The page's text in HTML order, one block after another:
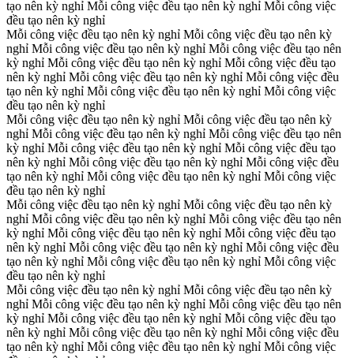
tạo nên kỳ nghỉ Mỗi công việc đều tạo nên kỳ nghỉ Mỗi công việc
đều tạo nên kỳ nghỉ
Mỗi công việc đều tạo nên kỳ nghỉ Mỗi công việc đều tạo nên kỳ
nghỉ Mỗi công việc đều tạo nên kỳ nghỉ Mỗi công việc đều tạo nên
kỳ nghỉ Mỗi công việc đều tạo nên kỳ nghỉ Mỗi công việc đều tạo
nên kỳ nghỉ Mỗi công việc đều tạo nên kỳ nghỉ Mỗi công việc đều
tạo nên kỳ nghỉ Mỗi công việc đều tạo nên kỳ nghỉ Mỗi công việc
đều tạo nên kỳ nghỉ
Mỗi công việc đều tạo nên kỳ nghỉ Mỗi công việc đều tạo nên kỳ
nghỉ Mỗi công việc đều tạo nên kỳ nghỉ Mỗi công việc đều tạo nên
kỳ nghỉ Mỗi công việc đều tạo nên kỳ nghỉ Mỗi công việc đều tạo
nên kỳ nghỉ Mỗi công việc đều tạo nên kỳ nghỉ Mỗi công việc đều
tạo nên kỳ nghỉ Mỗi công việc đều tạo nên kỳ nghỉ Mỗi công việc
đều tạo nên kỳ nghỉ
Mỗi công việc đều tạo nên kỳ nghỉ Mỗi công việc đều tạo nên kỳ
nghỉ Mỗi công việc đều tạo nên kỳ nghỉ Mỗi công việc đều tạo nên
kỳ nghỉ Mỗi công việc đều tạo nên kỳ nghỉ Mỗi công việc đều tạo
nên kỳ nghỉ Mỗi công việc đều tạo nên kỳ nghỉ Mỗi công việc đều
tạo nên kỳ nghỉ Mỗi công việc đều tạo nên kỳ nghỉ Mỗi công việc
đều tạo nên kỳ nghỉ
Mỗi công việc đều tạo nên kỳ nghỉ Mỗi công việc đều tạo nên kỳ
nghỉ Mỗi công việc đều tạo nên kỳ nghỉ Mỗi công việc đều tạo nên
kỳ nghỉ Mỗi công việc đều tạo nên kỳ nghỉ Mỗi công việc đều tạo
nên kỳ nghỉ Mỗi công việc đều tạo nên kỳ nghỉ Mỗi công việc đều
tạo nên kỳ nghỉ Mỗi công việc đều tạo nên kỳ nghỉ Mỗi công việc